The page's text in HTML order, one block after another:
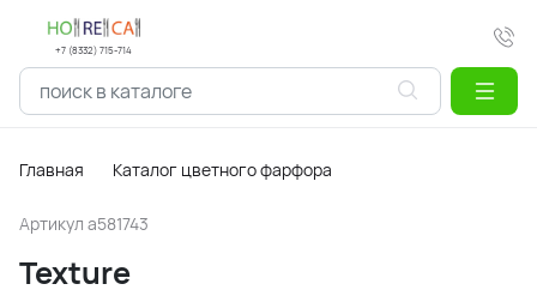
+7 (8332) 715-714
Главная Каталог цветного фарфора
Артикул a581743
Texture